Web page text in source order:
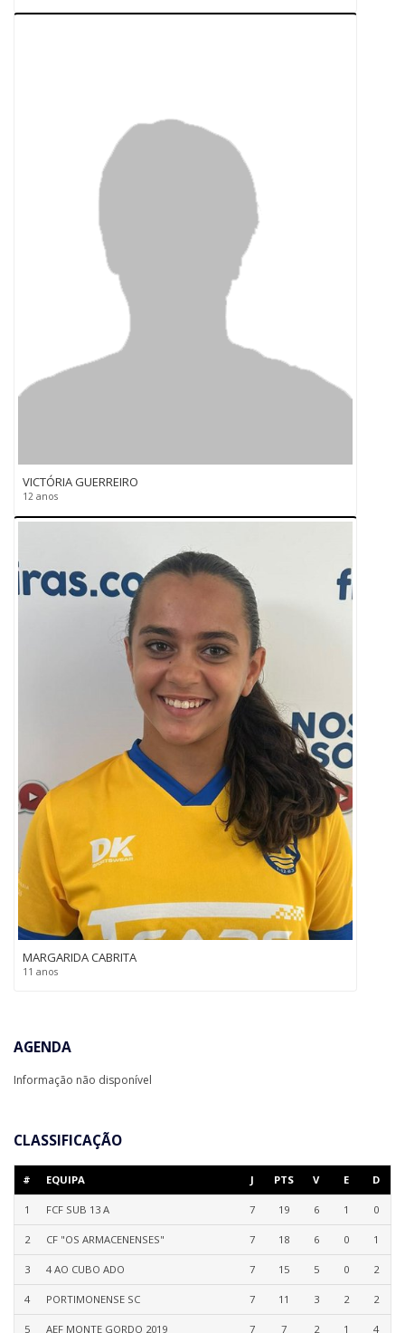
VICTÓRIA GUERREIRO
12 anos
MARGARIDA CABRITA
11 anos
AGENDA
Informação não disponível
CLASSIFICAÇÃO
# EQUIPA J PTS V E D
1 FCF SUB 13 A 7 19 6 1 0
2 CF "OS ARMACENENSES" 7 18 6 0 1
3 4 AO CUBO ADO 7 15 5 0 2
4 PORTIMONENSE SC 7 11 3 2 2
5 AEF MONTE GORDO 2019 7 7 2 1 4